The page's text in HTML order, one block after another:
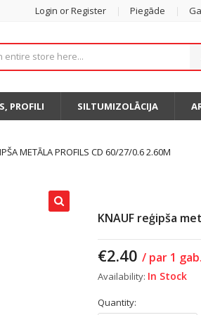
Login or Register Piegāde
PROFILI SILTUMIZOLĀCIJA
METĀLA PROFILS CD 60/27/0.6 2.60M
KNAUF reģipša
€2.40 / par 1 gab.
Availability: In Stock
Quantity: